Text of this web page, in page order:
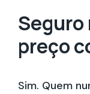
preço
Sim. Quem